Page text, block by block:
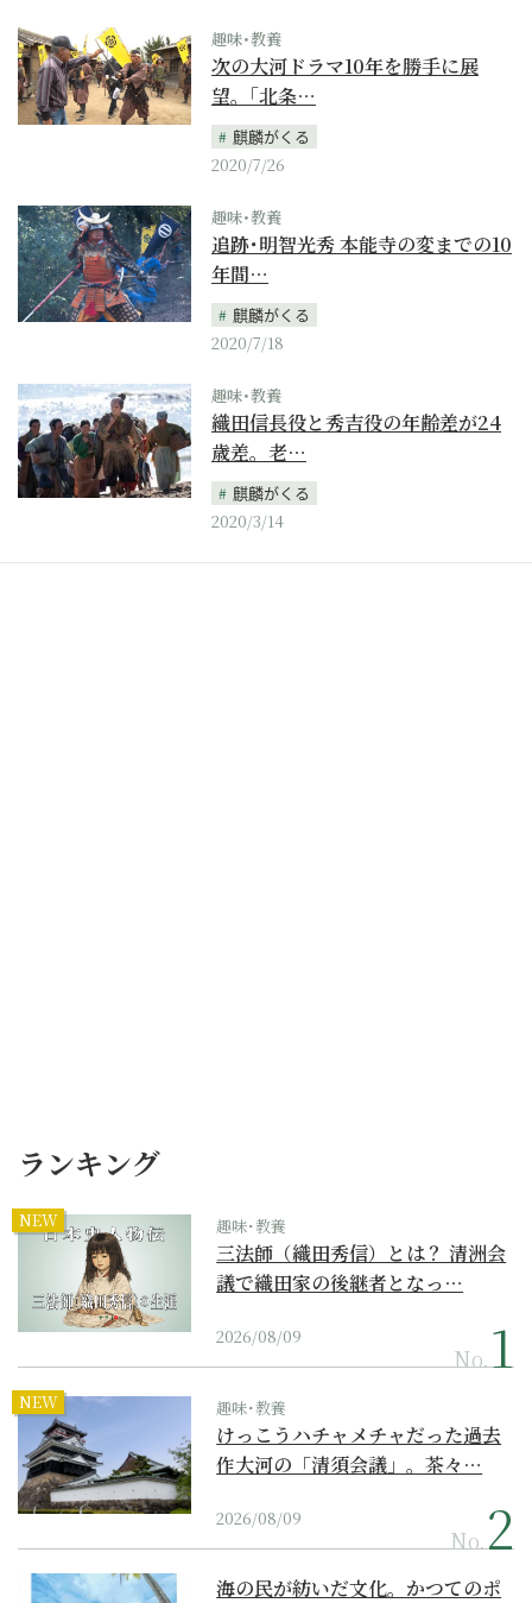
趣味･教養
次の大河ドラマ10年を勝手に展
望。｢北条…
麒麟がくる
2020/7/26
趣味･教養
追跡･明智光秀 本能寺の変までの10
年間…
麒麟がくる
2020/7/18
趣味･教養
織田信長役と秀吉役の年齢差が24
歳差。老…
麒麟がくる
2020/3/14
ランキング
NEW 趣味･教養
三法師（織田秀信）とは？ 清洲会
議で織田家の後継者となっ…
2026/08/09
No.
NEW 趣味･教養
けっこうハチャメチャだった過去
作大河の「清須会議」。茶々…
2026/08/09
No.
海の民が紡いだ文化。かつてのポ